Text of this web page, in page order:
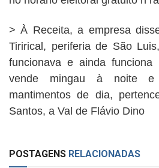
> À Receita, a empresa
Tirirical, periferia de São
funcionava e ainda funciona
vende mingau à noite
mantimentos de dia,
Santos, a Val de Flávio Dino
POSTAGENS RELACIONADAS